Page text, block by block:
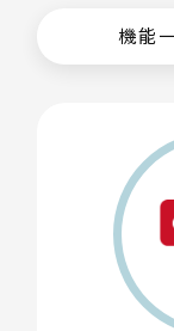
機能